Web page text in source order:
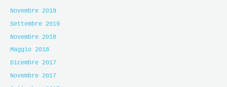
Novembre 2019
Settembre 2019
Novembre 2018
Maggio 2018
Dicembre 2017
Novembre 2017